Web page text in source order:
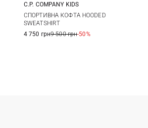
8 10 12
C.P. COMPANY KIDS
СПОРТИВНА КОФТА HOODED
SWEATSHIRT
4 750 грн9 500 грн-50%